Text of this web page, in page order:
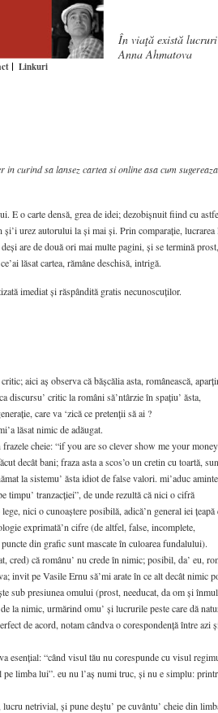
Linkuri
În viaţă există
Anna Ahmatova
in curind sa lansez cartea si online asa cum sugereaza
E o carte densă, grea de idei; dezobișnuit fiind cu
și’i urez autorului la și mai și. Prin comparație,
are de două ori mai multe pagini, și se termină prost,
lăsat cartea, rămâne deschisă, intrigă.
imediat și răspândită gratis necunoscuților.
aici aș observa că bășcălia asta, românească,
discursu’ critic la români să’ntârzie în spațiu’ ăsta,
care va ‘zică ce pretenții să ai ?
lăsat nimic de adăugat.
cheie: “if you are so clever show me your
decât bani; fraza asta a scos’o un cretin cu toartă,
la sistemu’ ăsta idiot de false valori. mi’aduc aminte
timpu’ tranzacției”, de unde rezultă că nici o cifră
nici o cunoaștere posibilă, adică’n general iei țeapă
exprimată’n cifre (de altfel, false, incomplete,
din grafic sunt mascate în culoarea fundalului).
cred) că românu’ nu crede în nimic; posibil, da’ eu,
invit pe Vasile Ernu să’mi arate în ce alt decât nimic
sub presiunea omului (prost, needucat, da om și
la nimic, urmărind omu’ și lucrurile peste care dă
de acord, notam cândva o corespondență între azi
esențial: “când visul tău nu corespunde cu visul
limba lui”. eu nu l’aș numi truc, și nu e simplu:
netrivial, și pune deștu’ pe cuvântu’ cheie din